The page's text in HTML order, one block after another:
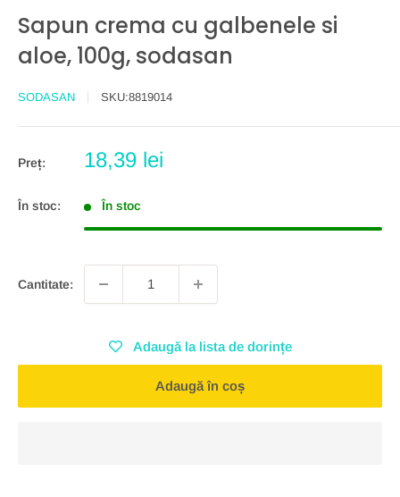
Sapun crema cu galbenele si
aloe, 100g, sodasan
SODASAN SKU:8819014
Preț:
Preț
18,39 lei
În stoc: În stoc
Cantitate:
Adaugă la lista de dorințe
Adaugă în coș